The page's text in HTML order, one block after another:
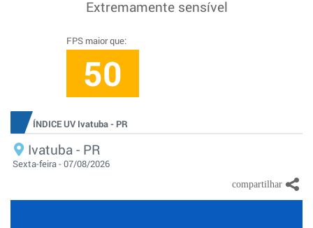
Extremamente sensível
FPS maior que:
50
ÍNDICE UV Ivatuba - PR
Ivatuba - PR
Sexta-feira - 07/08/2026